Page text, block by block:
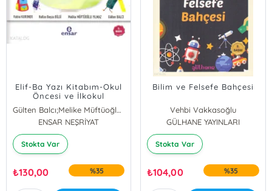
Elif-Ba Yazı Kitabım-Okul
Öncesi ve İlkokul
Gülten Balcı;Melike Müftüoğlu Yılmaz;Hafize Beyza Bilgi;Rabia Kuruner
ENSAR NEŞRİYAT
Stokta Var
₺130,00 %35
Bilim ve Felsefe Bahçesi
Vehbi Vakkasoğlu
GÜLHANE YAYINLARI
Stokta Var
₺104,00 %35